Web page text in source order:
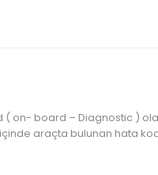
( on- board – Diagnostic )
araçta bulunan hata